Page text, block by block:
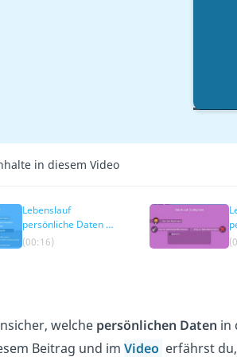
in diesem Video
Lebenslauf
persönliche Daten –
das Wichtigste
(00:16)
welche persönlichen Daten in
Beitrag und im Video erfährst